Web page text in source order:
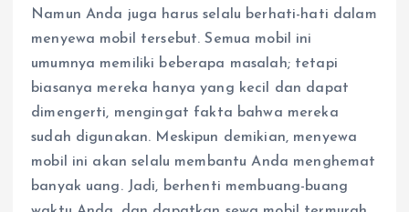
Namun Anda juga harus selalu berhati-hati dalam
menyewa mobil tersebut. Semua mobil ini
umumnya memiliki beberapa masalah; tetapi
biasanya mereka hanya yang kecil dan dapat
dimengerti, mengingat fakta bahwa mereka
sudah digunakan. Meskipun demikian, menyewa
mobil ini akan selalu membantu Anda menghemat
banyak uang. Jadi, berhenti membuang-buang